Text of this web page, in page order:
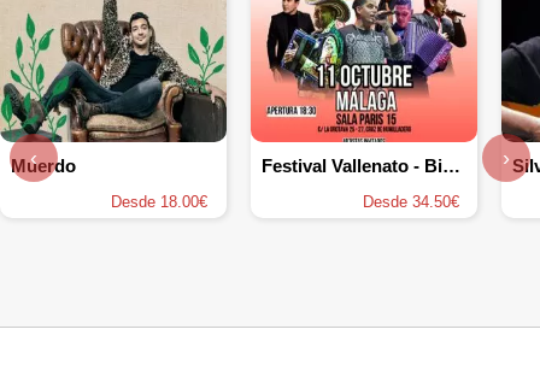
Muerdo
Desde 18.00€
Festival Vallenato - Binomio de Oro de América
Desde 34.50€
‹ ›